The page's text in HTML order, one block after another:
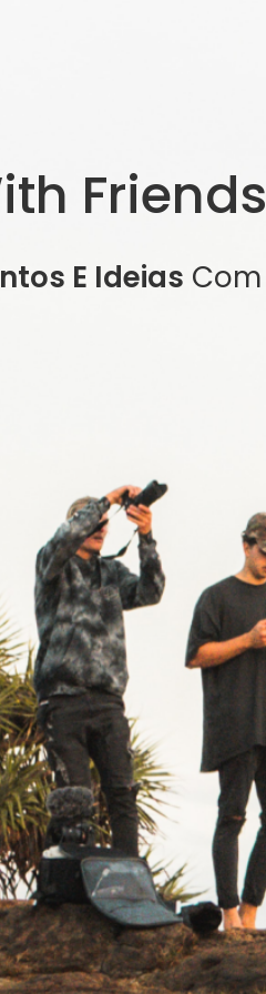
Friends
E Ideias Com